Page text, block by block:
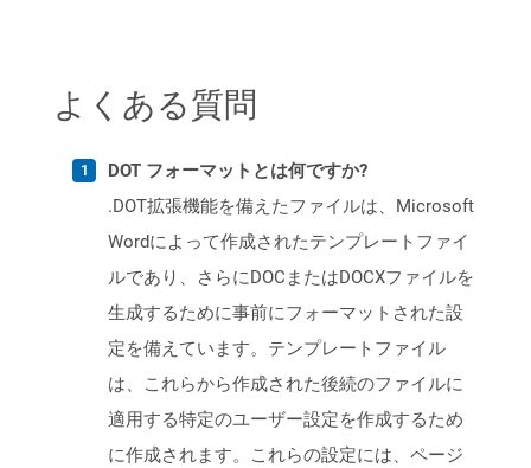
よくある質問
DOT フォーマットとは何ですか?
.DOT拡張機能を備えたファイルは、Microsoft
Wordによって作成されたテンプレートファイ
ルであり、さらにDOCまたはDOCXファイルを
生成するために事前にフォーマットされた設
定を備えています。テンプレートファイル
は、これらから作成された後続のファイルに
適用する特定のユーザー設定を作成するため
に作成されます。これらの設定には、ページ